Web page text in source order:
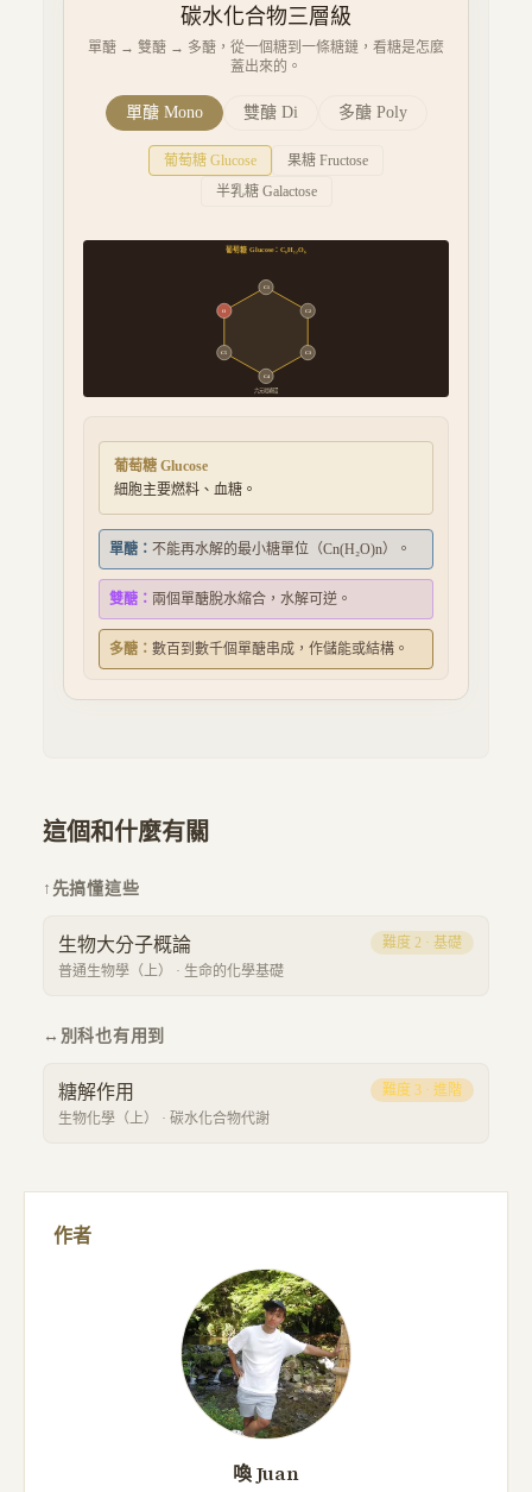
碳水化合物三層級
單醣 → 雙醣 → 多醣，從一個糖到一條糖鏈，看糖是怎麼
蓋出來的。
單醣 Mono 雙醣 Di 多醣 Poly
葡萄糖 Glucose
果糖 Fructose
半乳糖 Galactose
葡萄糖 Glucose：C₆H₁₂O₆
C1
C2
C3
C4
C5
O
六元吡喃環
葡萄糖 Glucose
細胞主要燃料、血糖。
單醣： 不能再水解的最小糖單位（Cn(H₂O)n）。
雙醣： 兩個單醣脫水縮合，水解可逆。
多醣： 數百到數千個單醣串成，作儲能或結構。
這個和什麼有關
↑ 先搞懂這些
生物大分子概論
普通生物學（上） · 生命的化學基礎
難度 2 · 基礎
↔ 別科也有用到
糖解作用
生物化學（上） · 碳水化合物代謝
難度 3 · 進階
作者
喚 Juan